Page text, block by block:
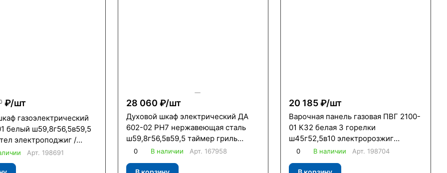
₽/шт
газоэлектрический
белый ш59,8г56,5в59,5
электроподжиг /
Арт. 198691
28 060 ₽/шт
Духовой шкаф электрический ДА
602-02 РН7 нержавеющая сталь
ш59,8г56,5в59,5 таймер гриль
вертел /Гефест/
0 В наличии Арт. 167958
20 185 ₽/шт
Варочная панель газовая ПВГ 2100-
01 К32 белая 3 горелки
ш45г52,5в10 электророзжиг
чугунные решетки газконтроль /
0 В наличии Арт. 198704